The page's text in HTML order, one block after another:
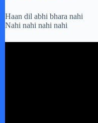
Haan dil abhi bhara nahi
Nahi nahi nahi nahi